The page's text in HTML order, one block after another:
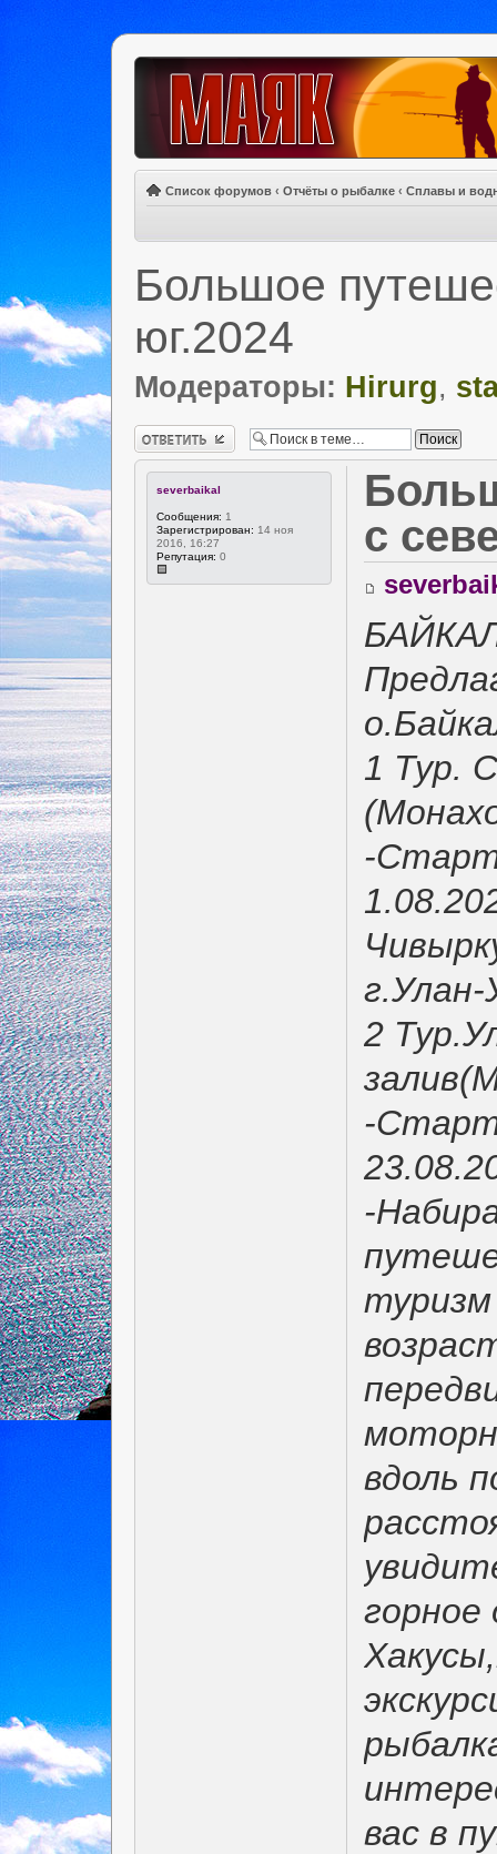
Список форумов ‹ Отчёты о рыбалке ‹ Сплавы и
Большое
юг.2024
Модераторы: Hirurg,
Ответить
severbaikal
Сообщения: 1
Зарегистрирован: 14 ноя
2016, 16:27
Репутация: 0
с
1 Тур.
-Старт
г.Улан-
2
-Старт
-
вдоль
горное
вас в